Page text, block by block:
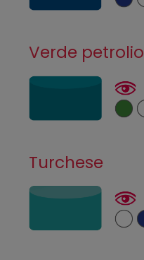
Verde petrolio
Turchese